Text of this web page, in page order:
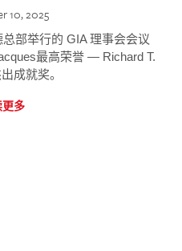
10, 2025
部举行的 GIA 理事会会议
最高荣誉 — Richard T.
成就奖。
多